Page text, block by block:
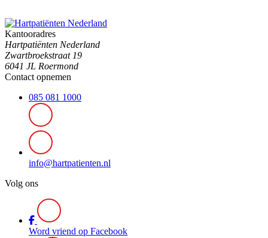
Kantooradres
Hartpatiënten Nederland
Zwartbroekstraat 19
6041 JL Roermond
Contact opnemen
085 081 1000
info@hartpatienten.nl
Volg ons
Word vriend op Facebook